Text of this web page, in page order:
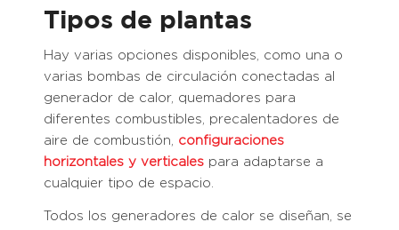
Tipos de plantas
Hay varias opciones disponibles, como una o
varias bombas de circulación conectadas al
generador de calor, quemadores para
diferentes combustibles, precalentadores de
aire de combustión, configuraciones
horizontales y verticalespara adaptarse a
cualquier tipo de espacio.
Todos los generadores de calor se diseñan, se